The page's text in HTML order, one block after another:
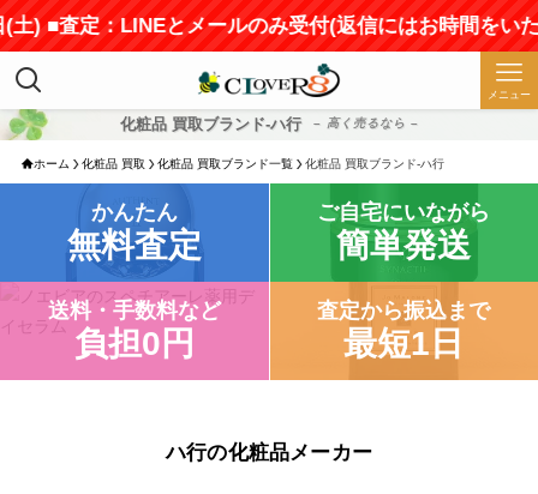
：LINEとメールのみ受付(返信にはお時間をいただきま
メニュー
化粧品 買取ブランド-ハ行 – 高く売るなら –
ホーム 化粧品 買取 化粧品 買取ブランド一覧 化粧品 買取ブランド-ハ行
かんたん
無料査定
ご自宅にいながら
簡単発送
送料・手数料など
負担0円
査定から振込まで
最短1日
ハ行の化粧品メーカー